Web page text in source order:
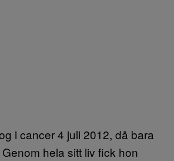
i cancer 4 juli 2012, då bara
hela sitt liv fick hon